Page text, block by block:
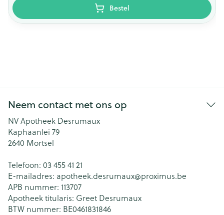
Bestel
Neem contact met ons op
NV Apotheek Desrumaux
Kaphaanlei 79
2640 Mortsel
Telefoon: 03 455 41 21
E-mailadres: apotheek.desrumaux@proximus.be
APB nummer: 113707
Apotheek titularis: Greet Desrumaux
BTW nummer: BE0461831846